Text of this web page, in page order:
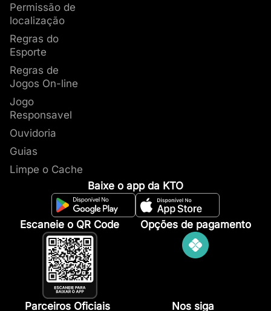
Permissão de
localização
Regras do
Esporte
Regras de
Jogos On-line
Jogo
Responsavel
Ouvidoria
Guias
Limpe o Cache
Baixe o app da KTO
Escaneie o QR Code Opções de pagamento
Parceiros Oficiais Nos siga